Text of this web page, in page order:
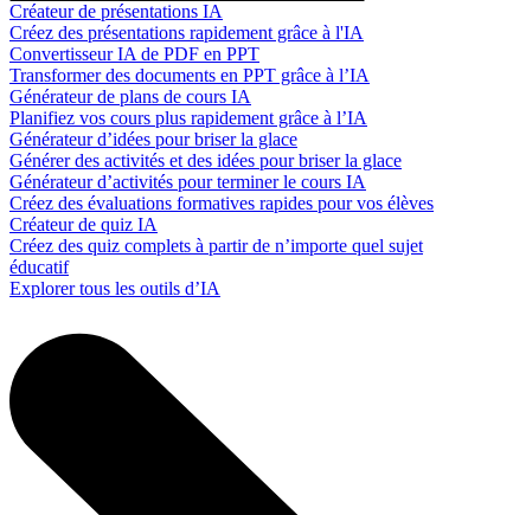
Créateur de présentations IA
Créez des présentations rapidement grâce à l'IA
Convertisseur IA de PDF en PPT
Transformer des documents en PPT grâce à l’IA
Générateur de plans de cours IA
Planifiez vos cours plus rapidement grâce à l’IA
Générateur d’idées pour briser la glace
Générer des activités et des idées pour briser la glace
Générateur d’activités pour terminer le cours IA
Créez des évaluations formatives rapides pour vos élèves
Créateur de quiz IA
Créez des quiz complets à partir de n’importe quel sujet
éducatif
Explorer tous les outils d’IA